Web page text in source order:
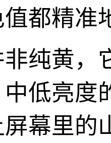
都精准
纯黄，
低亮度
幕里的